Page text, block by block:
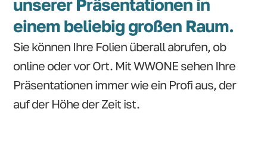
unserer Präsentationen in
einem beliebig großen Raum.
Sie können Ihre Folien überall abrufen, ob
online oder vor Ort. Mit WWONE sehen Ihre
Präsentationen immer wie ein Profi aus, der
auf der Höhe der Zeit ist.